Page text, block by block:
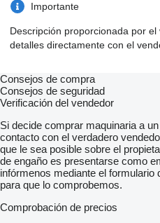
Importante
Descripción proporcionada por
detalles directamente con el
Consejos de compra
Consejos de seguridad
Verificación del vendedor
Si decide comprar maquinaria a
contacto con el verdadero
que le sea posible sobre el
de engaño es presentarse como
infórmenos mediante el
para que lo comprobemos.
Comprobación de precios